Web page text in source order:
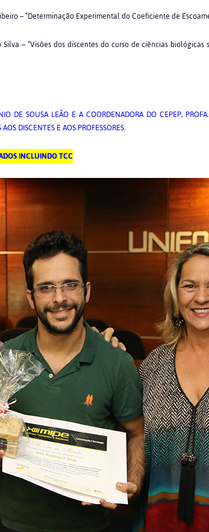
– “Determinação Experimental do Coeficiente de
– “Visões dos discentes do curso de ciências
DE SOUSA LEÃO E A COORDENADORA DO CEPEP,
DISCENTES E AOS PROFESSORES.
INCLUINDO TCC